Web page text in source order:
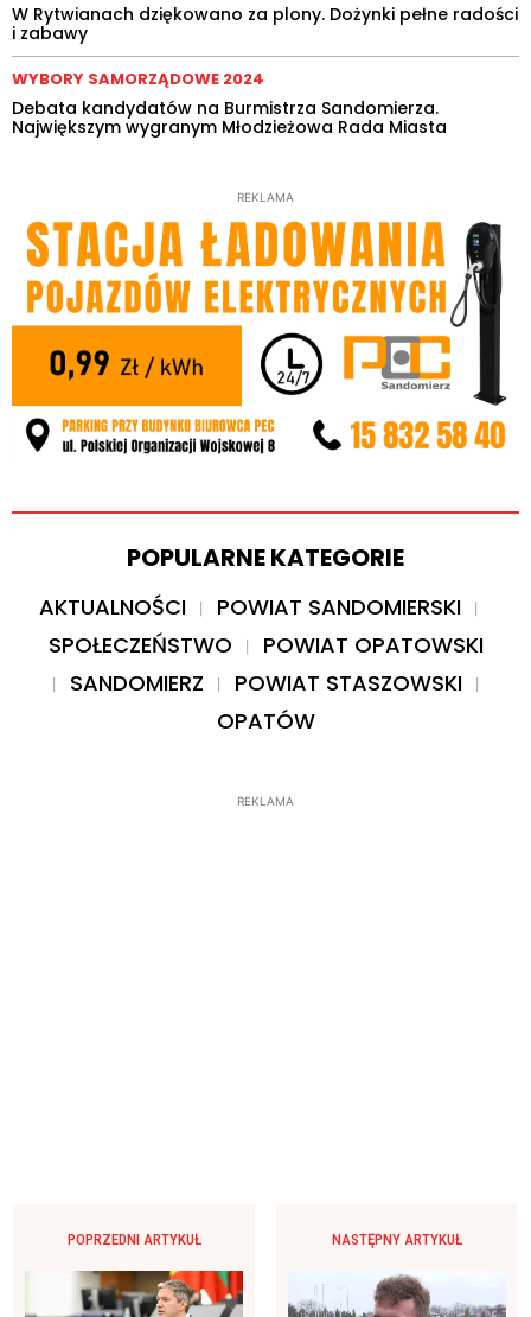
W Rytwianach dziękowano za plony. Dożynki pełne radości
i zabawy
WYBORY SAMORZĄDOWE 2024
Debata kandydatów na Burmistrza Sandomierza.
Największym wygranym Młodzieżowa Rada Miasta
REKLAMA
POPULARNE KATEGORIE
AKTUALNOŚCI
POWIAT SANDOMIERSKI
SPOŁECZEŃSTWO
POWIAT OPATOWSKI
SANDOMIERZ
POWIAT STASZOWSKI
OPATÓW
REKLAMA
POPRZEDNI ARTYKUŁ NASTĘPNY ARTYKUŁ